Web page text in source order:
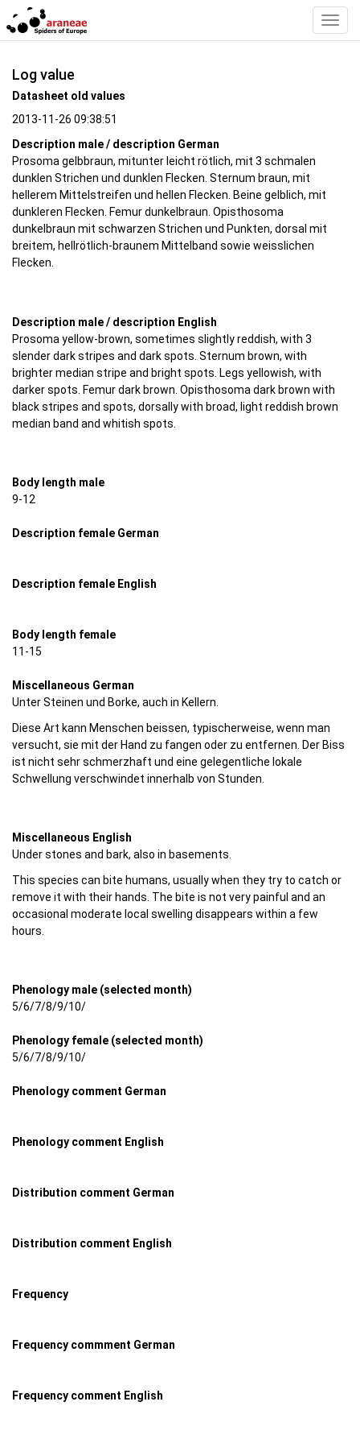
Log value
Datasheet old values
2013-11-26 09:38:51
Description male / description German
Prosoma gelbbraun, mitunter leicht rötlich, mit 3 schmalen
dunklen Strichen und dunklen Flecken. Sternum braun, mit
hellerem Mittelstreifen und hellen Flecken. Beine gelblich, mit
dunkleren Flecken. Femur dunkelbraun. Opisthosoma
dunkelbraun mit schwarzen Strichen und Punkten, dorsal mit
breitem, hellrötlich-braunem Mittelband sowie weisslichen
Flecken.
Description male / description English
Prosoma yellow-brown, sometimes slightly reddish, with 3
slender dark stripes and dark spots. Sternum brown, with
brighter median stripe and bright spots. Legs yellowish, with
darker spots. Femur dark brown. Opisthosoma dark brown with
black stripes and spots, dorsally with broad, light reddish brown
median band and whitish spots.
Body length male
9-12
Description female German
Description female English
Body length female
11-15
Miscellaneous German
Unter Steinen und Borke, auch in Kellern.
Diese Art kann Menschen beissen, typischerweise, wenn man
versucht, sie mit der Hand zu fangen oder zu entfernen. Der Biss
ist nicht sehr schmerzhaft und eine gelegentliche lokale
Schwellung verschwindet innerhalb von Stunden.
Miscellaneous English
Under stones and bark, also in basements.
This species can bite humans, usually when they try to catch or
remove it with their hands. The bite is not very painful and an
occasional moderate local swelling disappears within a few
hours.
Phenology male (selected month)
5/6/7/8/9/10/
Phenology female (selected month)
5/6/7/8/9/10/
Phenology comment German
Phenology comment English
Distribution comment German
Distribution comment English
Frequency
Frequency commment German
Frequency comment English